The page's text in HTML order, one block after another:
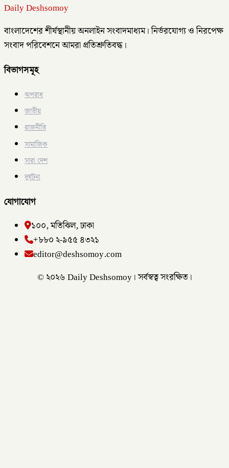
Daily Deshsomoy
বাংলাদেশের শীর্ষস্থানীয় অনলাইন সংবাদমাধ্যম। নির্ভরযোগ্য ও নিরপেক্ষ
সংবাদ পরিবেশনে আমরা প্রতিশ্রুতিবদ্ধ।
বিভাগসমূহ
অপরাধ
জাতীয়
রাজনীতি
সামাজিক
সারা দেশ
দুর্ঘটনা
যোগাযোগ
১০০, মতিঝিল, ঢাকা
+৮৮০ ২-৯৫৫ ৪৩২১
editor@deshsomoy.com
© ২০২৬ Daily Deshsomoy। সর্বস্বত্ব সংরক্ষিত।